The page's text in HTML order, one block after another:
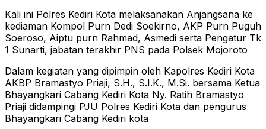
Kali ini Polres Kediri Kota melaksanakan Anjangsana ke
kediaman Kompol Purn Dedi Soekirno, AKP Purn Puguh
Soeroso, Aiptu purn Rahmad, Asmedi serta Pengatur Tk
1 Sunarti, jabatan terakhir PNS pada Polsek Mojoroto
Dalam kegiatan yang dipimpin oleh Kapolres Kediri Kota
AKBP Bramastyo Priaji, S.H., S.I.K., M.Si. bersama Ketua
Bhayangkari Cabang Kediri Kota Ny. Ratih Bramastyo
Priaji didampingi PJU Polres Kediri Kota dan pengurus
Bhayangkari Cabang Kediri kota